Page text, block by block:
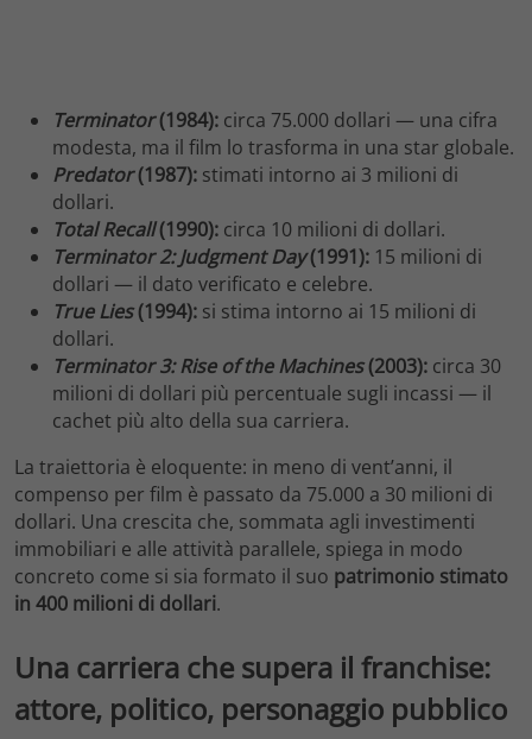
Terminator(1984): circa 75.000 dollari — una cifra
modesta, ma il film lo trasforma in una star globale.
Predator(1987): stimati intorno ai 3 milioni di
dollari.
Total Recall(1990): circa 10 milioni di dollari.
Terminator 2: Judgment Day(1991): 15 milioni di
dollari — il dato verificato e celebre.
True Lies(1994): si stima intorno ai 15 milioni di
dollari.
Terminator 3: Rise of the Machines(2003): circa 30
milioni di dollari più percentuale sugli incassi — il
cachet più alto della sua carriera.
La traiettoria è eloquente: in meno di vent’anni, il
compenso per film è passato da 75.000 a 30 milioni di
dollari. Una crescita che, sommata agli investimenti
immobiliari e alle attività parallele, spiega in modo
concreto come si sia formato il suo patrimonio stimato
in 400 milioni di dollari.
Una carriera che supera il franchise:
attore, politico, personaggio pubblico